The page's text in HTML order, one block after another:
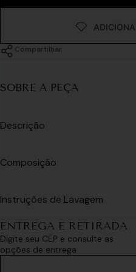
Compartilhar
SOBRE A PEÇA
Descrição
Composição
Instruções de Lavagem
ENTREGA E RETIRADA
Digite seu CEP e consulte as
opções de entrega